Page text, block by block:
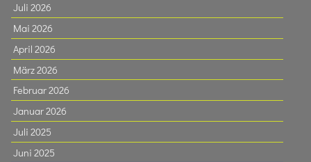
Juli 2026
Mai 2026
April 2026
März 2026
Februar 2026
Januar 2026
Juli 2025
Juni 2025